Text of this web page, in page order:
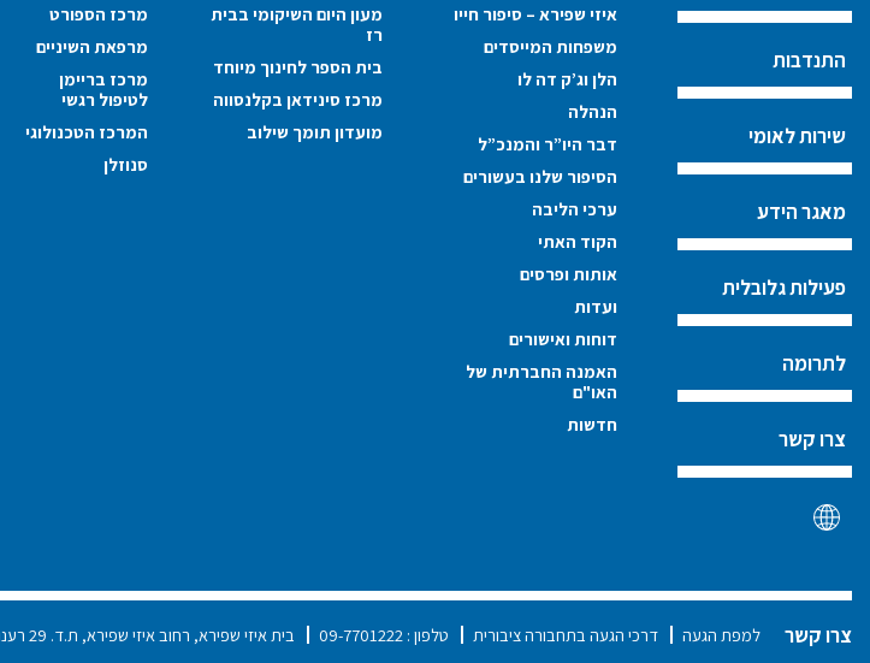
התנדבות
שירות לאומי
מאגר הידע
פעילות גלובלית
לתרומה
צרו קשר
איזי שפירא – סיפור חייו
משפחות המייסדים
הלן וג’ק דה לו
הנהלה
דבר היו”ר והמנכ”ל
הסיפור שלנו בעשורים
ערכי הליבה
הקוד האתי
אותות ופרסים
ועדות
דוחות ואישורים
האמנה החברתית של
האו"ם
חדשות
מעון היום השיקומי בבית
רז
בית הספר לחינוך מיוחד
מרכז סינידאן בקלנסווה
מועדון תומך שילוב
מרכז הספורט
מרפאת השיניים
מרכז בריימן
לטיפול רגשי
המרכז הטכנולוגי
סנוזלן
צרו קשר למפת הגעה דרכי הגעה בתחבורה ציבורית טלפון : 09-7701222 בית איזי שפירא, רחוב איזי שפירא, ת.ד. 29 רעננה